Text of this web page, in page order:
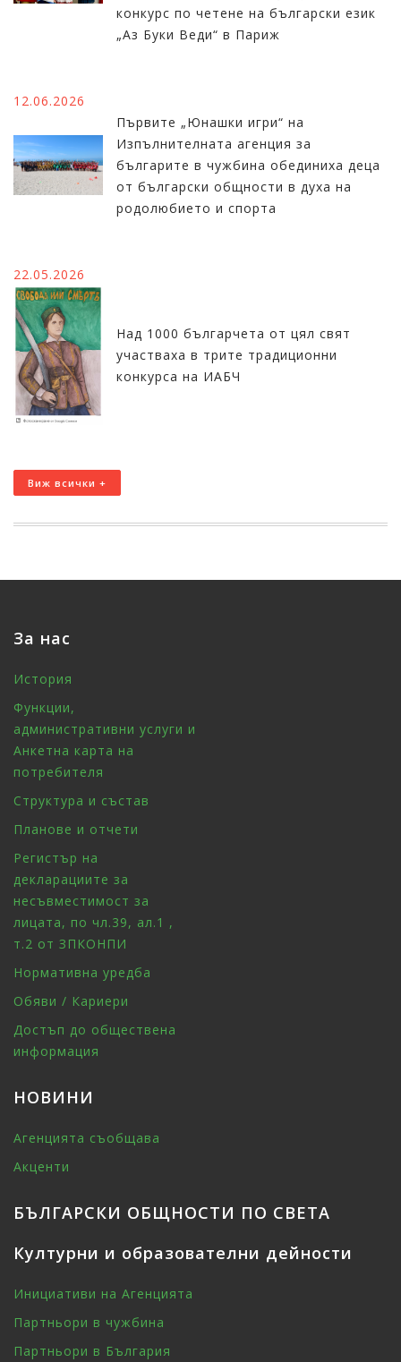
конкурс по четене на български език
„Аз Буки Веди“ в Париж
12.06.2026
Първите „Юнашки игри“ на
Изпълнителната агенция за
българите в чужбина обединиха деца
от български общности в духа на
родолюбието и спорта
22.05.2026
Над 1000 българчета от цял свят
участваха в трите традиционни
конкурса на ИАБЧ
Виж всички +
За нас
История
Функции,
административни услуги и
Анкетна карта на
потребителя
Структура и състав
Планове и отчети
Регистър на
декларациите за
несъвместимост за
лицата, по чл.39, ал.1 ,
т.2 от ЗПКОНПИ
Нормативна уредба
Обяви / Кариери
Достъп до обществена
информация
НОВИНИ
Агенцията съобщава
Акценти
БЪЛГАРСКИ ОБЩНОСТИ ПО СВЕТА
Културни и образователни дейности
Инициативи на Агенцията
Партньори в чужбина
Партньори в България